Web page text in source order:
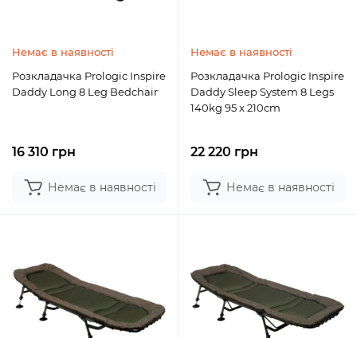
Немає в наявності
Розкладачка Prologic Inspire
Daddy Long 8 Leg Bedchair
16 310 грн
Немає в наявності
Немає в наявності
Розкладачка Prologic Inspire
Daddy Sleep System 8 Legs
140kg 95 x 210cm
22 220 грн
Немає в наявності